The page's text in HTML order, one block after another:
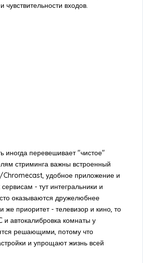
чувствительности входов.
иногда перевешивает "чистое"
стриминга важны встроенный
Chromecast, удобное приложение и
- тут интегральники и
оказываются дружелюбнее
же приоритет - телевизор и кино, то
и автокалибровка комнаты у
решающими, потому что
и упрощают жизнь всей